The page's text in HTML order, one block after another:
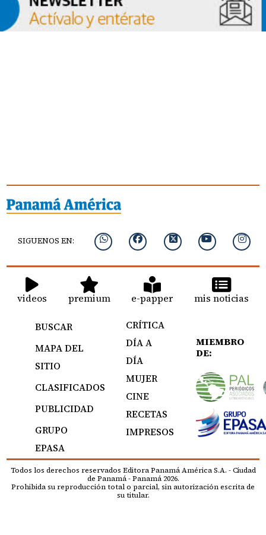
SIGUENOS EN:
videos premium e-papper mis noticias
BUSCAR
MAPA DEL
SITIO
CLASIFICADOS
PUBLICIDAD
GRUPO
EPASA
CRÍTICA
DÍA A
DÍA
MUJER
CINE
RECETAS
IMPRESOS
MIEMBRO
DE:
Todos los derechos reservados Editora Panamá América S.A. - Ciudad
de Panamá - Panamá 2026.
Prohibida su reproducción total o parcial, sin autorización escrita de
su titular.